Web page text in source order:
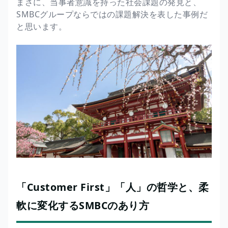
SMBCグループならではの課題解決を表した事例だ
と思います。
「Customer First」「人」の哲学と、柔
軟に変化するSMBCのあり方